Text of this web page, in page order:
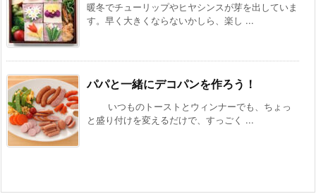
暖冬でチューリップやヒヤシンスが芽を出していま
す。早く大きくならないかしら、楽し ...
パパと一緒にデコパンを作ろう！
いつものトーストとウィンナーでも、ちょっ
と盛り付けを変えるだけで、すっごく ...